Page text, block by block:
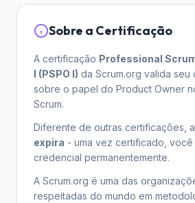
Sobre a Certificação
A certificação Professional
I (PSPO I) da Scrum.org valida seu
sobre o papel do Product Owner
Scrum.
Diferente de outras certificações, a
expira - uma vez certificado, você
credencial permanentemente.
A Scrum.org é uma das
respeitadas do mundo em